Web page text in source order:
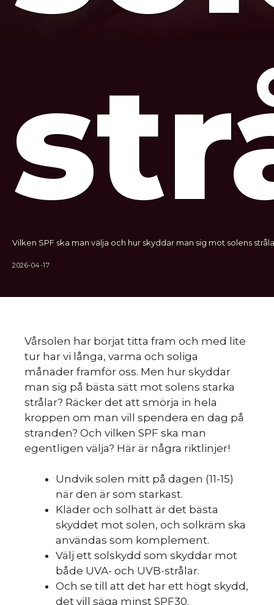
Vilken SPF ska man välja och hur skyddar man sig mot solens
2026-04-17
Vårsolen har börjat titta fram och med lite
tur har vi långa, varma och soliga
månader framför oss. Men hur skyddar
man sig på bästa sätt mot solens starka
strålar? Räcker det att smörja in hela
kroppen om man vill spendera en dag på
stranden? Och vilken SPF ska man
egentligen välja? Här är några riktlinjer!
Undvik solen mitt på dagen (11-15)
när den är som starkast.
Kläder och solhatt är det bästa
skyddet mot solen, och solkräm ska
användas som komplement.
Välj ett solskydd som skyddar mot
både UVA- och UVB-strålar.
Och se till att det har ett högt skydd,
det vill säga minst SPF30.